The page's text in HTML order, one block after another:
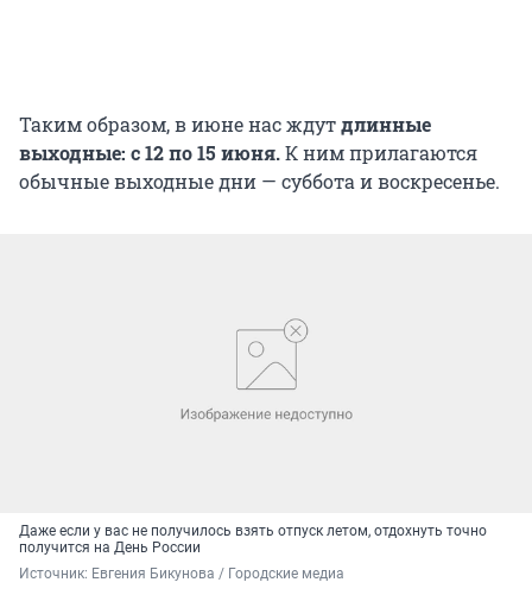
Таким образом, в июне нас ждутдлинные
выходные: с 12 по15 июня.К ним прилагаются
обычные выходные дни — суббота и воскресенье.
Даже если у вас не получилось взять отпуск летом, отдохнуть точно
получится на День России
Источник: Евгения Бикунова / Городские медиа